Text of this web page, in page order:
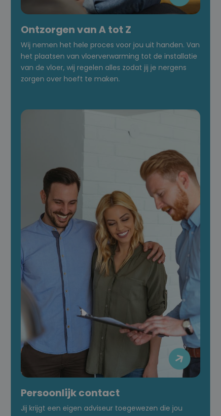
Ontzorgen van A tot Z
Wij nemen het hele proces voor jou uit handen. Van
het plaatsen van vloerverwarming tot de installatie
van de vloer, wij regelen alles zodat jij je nergens
zorgen over hoeft te maken.

Persoonlijk contact
Jij krijgt een eigen adviseur toegewezen die jou